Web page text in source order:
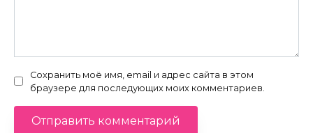
Сохранить моё имя, email и адрес сайта в этом
браузере для последующих моих комментариев.